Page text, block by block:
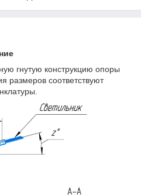
гнутую конструкцию опоры
размеров соответствуют